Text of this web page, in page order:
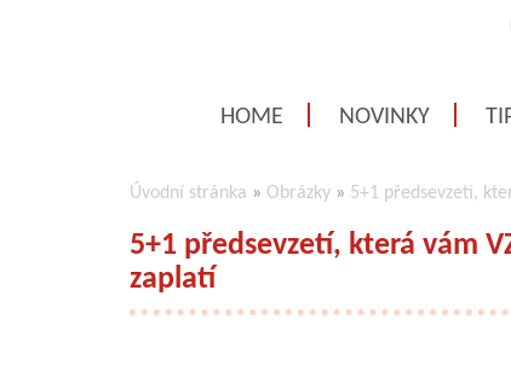
HOME NOVINKY
Úvodní stránka » Obrázky » 5+1 předsevzetí,
5+1 předsevzetí, která vám
zaplatí